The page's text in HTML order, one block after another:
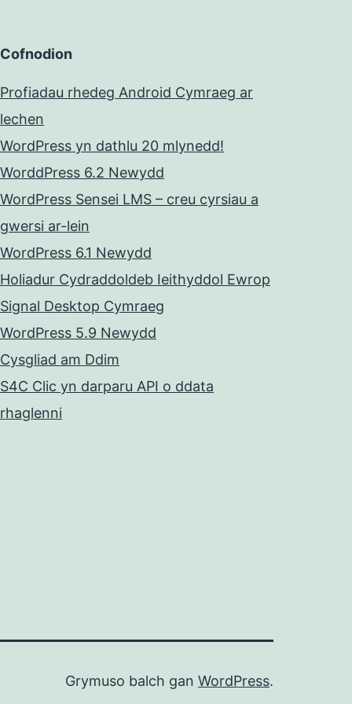
Cofnodion
Profiadau rhedeg Android Cymraeg ar
lechen
WordPress yn dathlu 20 mlynedd!
WorddPress 6.2 Newydd
WordPress Sensei LMS – creu cyrsiau a
gwersi ar-lein
WordPress 6.1 Newydd
Holiadur Cydraddoldeb Ieithyddol Ewrop
Signal Desktop Cymraeg
WordPress 5.9 Newydd
Cysgliad am Ddim
S4C Clic yn darparu API o ddata
rhaglenni
Grymuso balch gan WordPress.